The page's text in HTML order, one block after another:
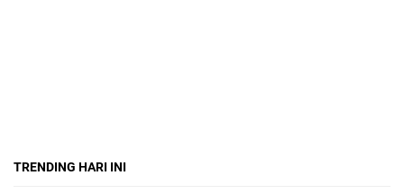
TRENDING HARI INI